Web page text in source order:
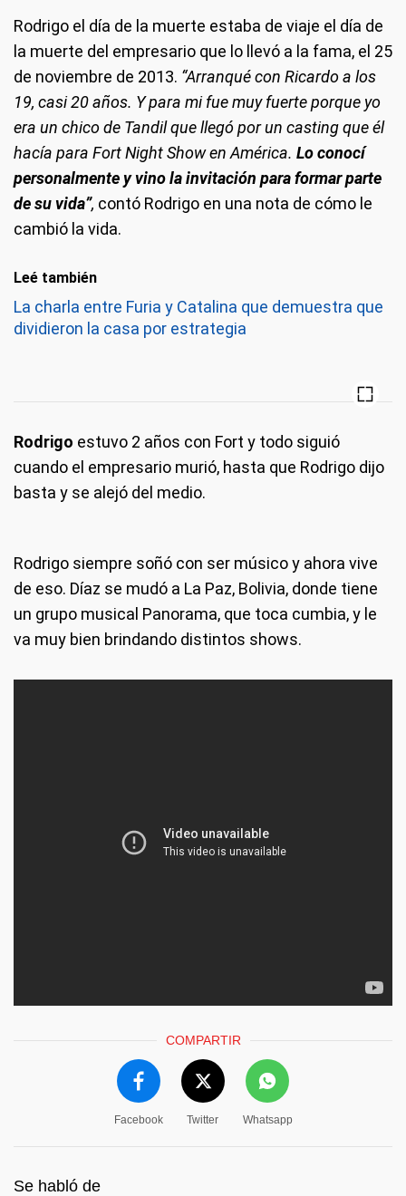
Rodrigo el día de la muerte estaba de viaje el día de
la muerte del empresario que lo llevó a la fama, el 25
de noviembre de 2013. “Arranqué con Ricardo a los
19, casi 20 años. Y para mi fue muy fuerte porque yo
era un chico de Tandil que llegó por un casting que él
hacía para Fort Night Show en América. Lo conocí
personalmente y vino la invitación para formar parte
de su vida”, contó Rodrigo en una nota de cómo le
cambió la vida.
Leé también
La charla entre Furia y Catalina que demuestra que
dividieron la casa por estrategia
Rodrigo estuvo 2 años con Fort y todo siguió
cuando el empresario murió, hasta que Rodrigo dijo
basta y se alejó del medio.
Rodrigo siempre soñó con ser músico y ahora vive
de eso. Díaz se mudó a La Paz, Bolivia, donde tiene
un grupo musical Panorama, que toca cumbia, y le
va muy bien brindando distintos shows.
COMPARTIR
Facebook Twitter Whatsapp
Se habló de